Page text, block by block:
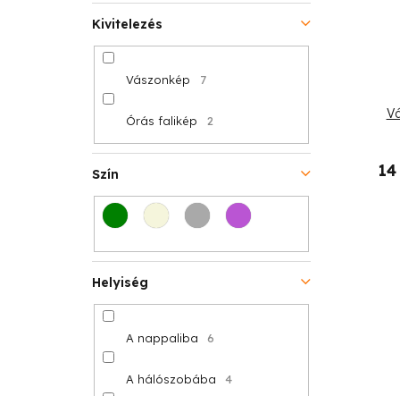
Kivitelezés
Vászonkép 7
Órás falikép 2
Szín
Helyiség
A nappaliba 6
A hálószobába 4